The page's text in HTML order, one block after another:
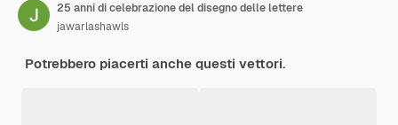
25 anni di celebrazione del disegno delle lettere
jawarlashawls
Potrebbero piacerti anche questi vettori.